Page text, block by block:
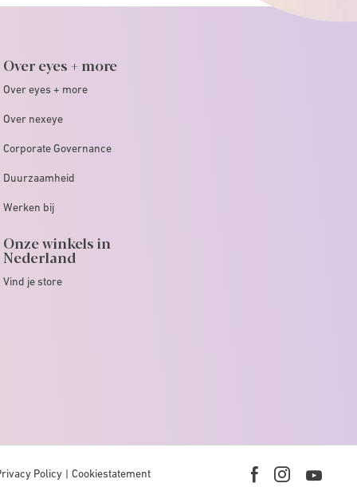
Over eyes + more
Over eyes + more
Over nexeye
Corporate Governance
Duurzaamheid
Werken bij
Onze winkels in
Nederland
Vind je store
Policy Cookiestatement